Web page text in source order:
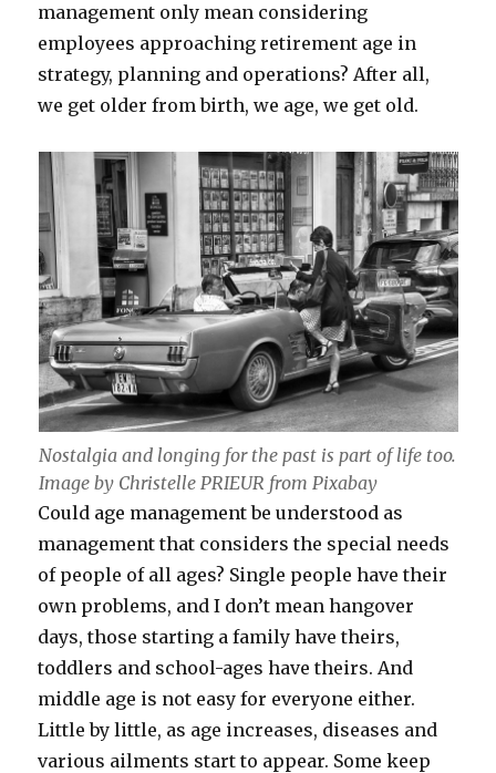
management only mean considering
employees approaching retirement age in
strategy, planning and operations? After all,
we get older from birth, we age, we get old.
Nostalgia and longing for the past is part of life too.
Image by Christelle PRIEUR from Pixabay
Could age management be understood as
management that considers the special needs
of people of all ages? Single people have their
own problems, and I don’t mean hangover
days, those starting a family have theirs,
toddlers and school-ages have theirs. And
middle age is not easy for everyone either.
Little by little, as age increases, diseases and
various ailments start to appear. Some keep